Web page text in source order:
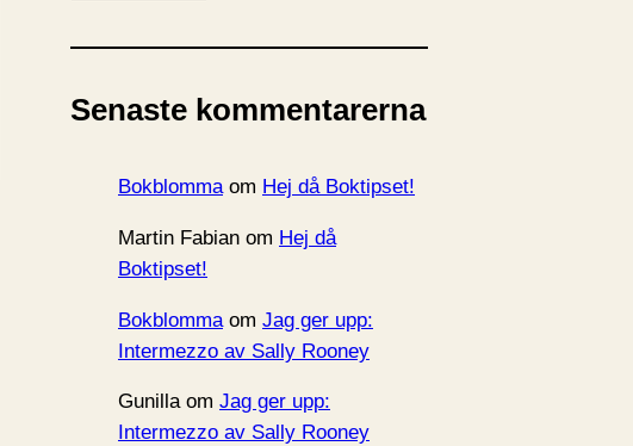
k
v
Senaste kommentarerna
Bokblommaom Hej då Boktipset!
Martin Fabian om Hej då
Boktipset!
Bokblomma om Jag ger upp:
Intermezzo av Sally Rooney
Gunillaom Jag ger upp:
Intermezzo av Sally Rooney